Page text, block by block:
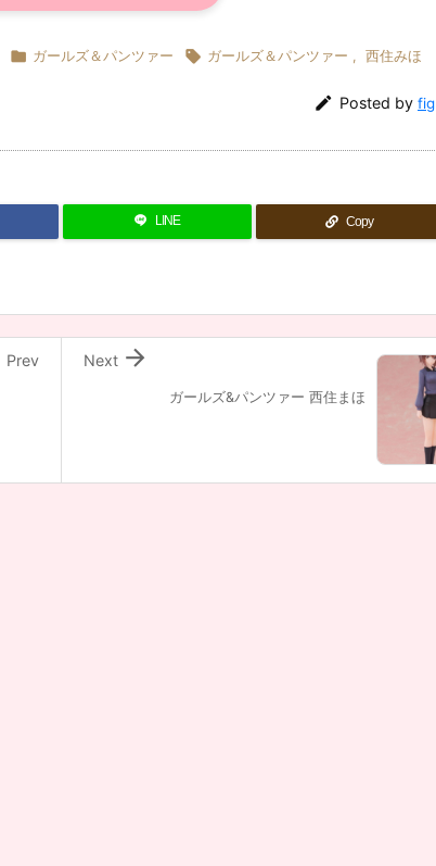
 ガールズ＆パンツァー  ガールズ＆パンツァー , 西住みほ
 Posted by fig
LINE Copy
ガールズ&パンツァー 西住まほ

Next
Prev